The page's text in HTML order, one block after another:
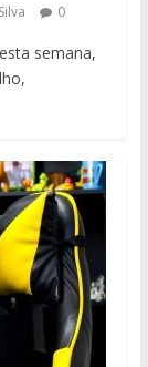
0
semana,